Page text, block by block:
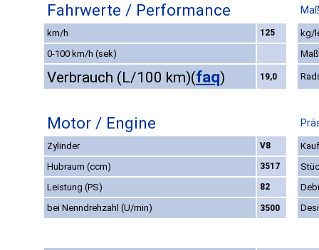
Fahrwerte / Performance
km/h 125
kg/
0-100 km/h (sek)
Verbrauch (L/100 km)(faq) 19,0
Motor / Engine
Zylinder V8
Hubraum (ccm)
3517
Leistung (PS)
82
bei Nenndrehzahl (U/min)
3500